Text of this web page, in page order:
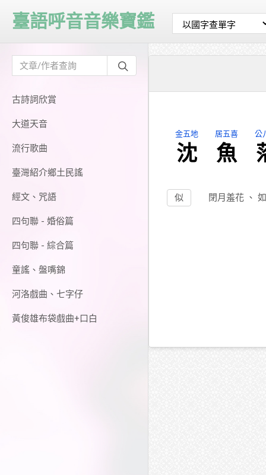
古詩詞欣賞
大道天音
流行歌曲
臺灣紹介鄉土民謠
經文、咒語
四句聯 - 婚俗篇
四句聯 - 綜合篇
童謠、盤嘴錦
河洛戲曲、七字仔
黃俊雄布袋戲曲+口白
臺語呼音音樂寶鑑
金五地
沈
居五喜
魚
公
閉月羞花 、
似